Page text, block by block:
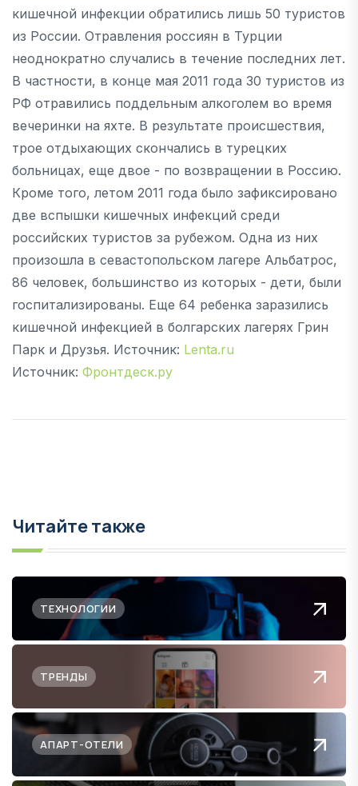
кишечной инфекции обратились лишь 50 туристов
из России. Отравления россиян в Турции
неоднократно случались в течение последних лет.
В частности, в конце мая 2011 года 30 туристов из
РФ отравились поддельным алкоголем во время
вечеринки на яхте. В результате происшествия,
трое отдыхающих скончались в турецких
больницах, еще двое - по возвращении в Россию.
Кроме того, летом 2011 года было зафиксировано
две вспышки кишечных инфекций среди
российских туристов за рубежом. Одна из них
произошла в севастопольском лагере Альбатрос,
86 человек, большинство из которых - дети, были
госпитализированы. Еще 64 ребенка заразились
кишечной инфекцией в болгарских лагерях Грин
Парк и Друзья. Источник: Lenta.ru
Источник: Фронтдеск.ру
Читайте также
ТЕХНОЛОГИИ
ТРЕНДЫ
АПАРТ-ОТЕЛИ